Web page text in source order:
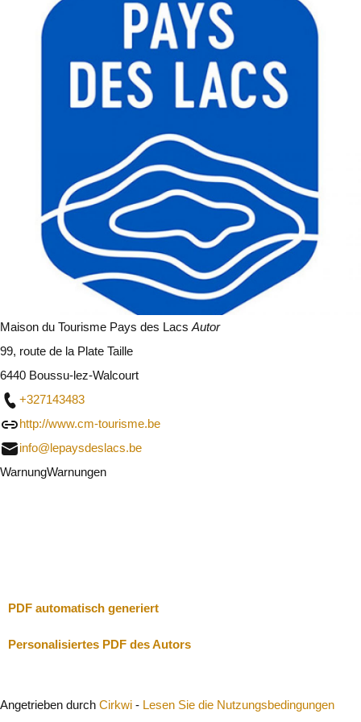
Maison du Tourisme Pays des Lacs Autor
99, route de la Plate Taille
6440 Boussu-lez-Walcourt
+327143483
http://www.cm-tourisme.be
info@lepaysdeslacs.be
WarnungWarnungen
PDF automatisch generiert
Personalisiertes PDF des Autors
Angetrieben durch Cirkwi - Lesen Sie die Nutzungsbedingungen